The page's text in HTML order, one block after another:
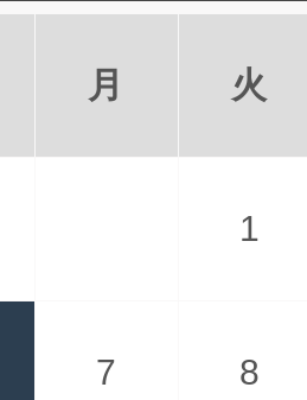
月 火
1
7 8